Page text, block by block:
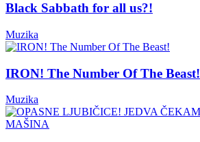
Black Sabbath for all us?!
Muzika
IRON! The Number Of The Beast!
Muzika